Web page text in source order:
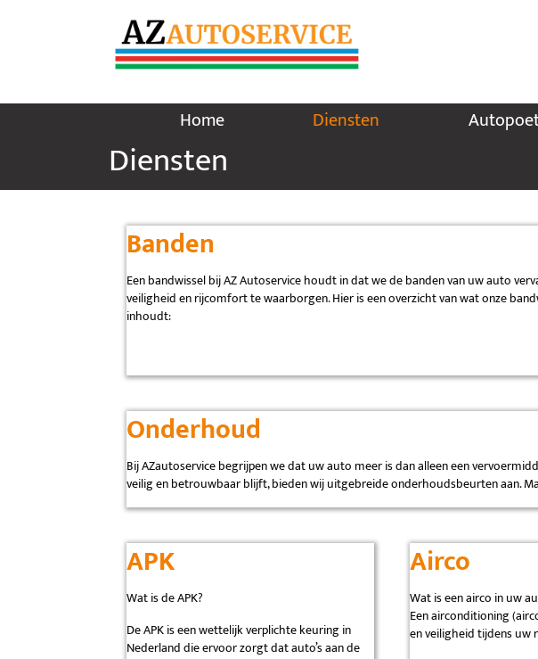
Home Diensten
Diensten
Banden
Een bandwissel bij AZ Autoservice houdt in dat we de banden van uw auto
veiligheid en rijcomfort te waarborgen. Hier is een overzicht van wat onze
inhoudt:
Onderhoud
Bij AZautoservice begrijpen we dat uw auto meer is dan alleen een
veilig en betrouwbaar blijft, bieden wij uitgebreide onderhoudsbeurten aan.
APK
Wat is de APK?
De APK is een wettelijk verplichte keuring in
Nederland die ervoor zorgt dat auto’s aan de
Airco
Wat is een airco in uw
Een airconditioning
en veiligheid tijdens uw